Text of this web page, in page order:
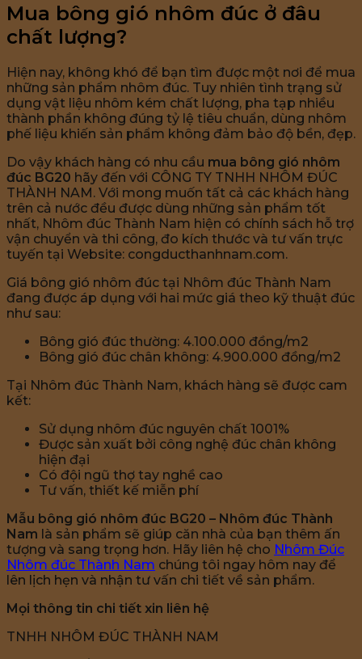
Mua bông gió nhôm đúc ở đâu
chất lượng?
Hiện nay, không khó để bạn tìm được một nơi để mua
những sản phẩm nhôm đúc. Tuy nhiên tình trạng sử
dụng vật liệu nhôm kém chất lượng, pha tạp nhiều
thành phần không đúng tỷ lệ tiêu chuẩn, dùng nhôm
phế liệu khiến sản phẩm không đảm bảo độ bền, đẹp.
Do vậy khách hàng có nhu cầu mua bông gió nhôm
đúc BG20 hãy đến với CÔNG TY TNHH NHÔM ĐÚC
THÀNH NAM. Với mong muốn tất cả các khách hàng
trên cả nước đều được dùng những sản phẩm tốt
nhất, Nhôm đúc Thành Nam hiện có chính sách hỗ trợ
vận chuyển và thi công, đo kích thước và tư vấn trực
tuyến tại Website: congducthanhnam.com.
Giá bông gió nhôm đúc tại Nhôm đúc Thành Nam
đang được áp dụng với hai mức giá theo kỹ thuật đúc
như sau:
Bông gió đúc thường: 4.100.000 đồng/m2
Bông gió đúc chân không: 4.900.000 đồng/m2
Tại Nhôm đúc Thành Nam, khách hàng sẽ được cam
kết:
Sử dụng nhôm đúc nguyên chất 1001%
Được sản xuất bởi công nghệ đúc chân không
hiện đại
Có đội ngũ thợ tay nghề cao
Tư vấn, thiết kế miễn phí
Mẫu bông gió nhôm đúc BG20 – Nhôm đúc Thành
Nam là sản phẩm sẽ giúp căn nhà của bạn thêm ấn
tượng và sang trọng hơn. Hãy liên hệ cho Nhôm Đúc
Nhôm đúc Thành Nam chúng tôi ngay hôm nay để
lên lịch hẹn và nhận tư vấn chi tiết về sản phẩm.
Mọi thông tin chi tiết xin liên hệ
TNHH NHÔM ĐÚC THÀNH NAM